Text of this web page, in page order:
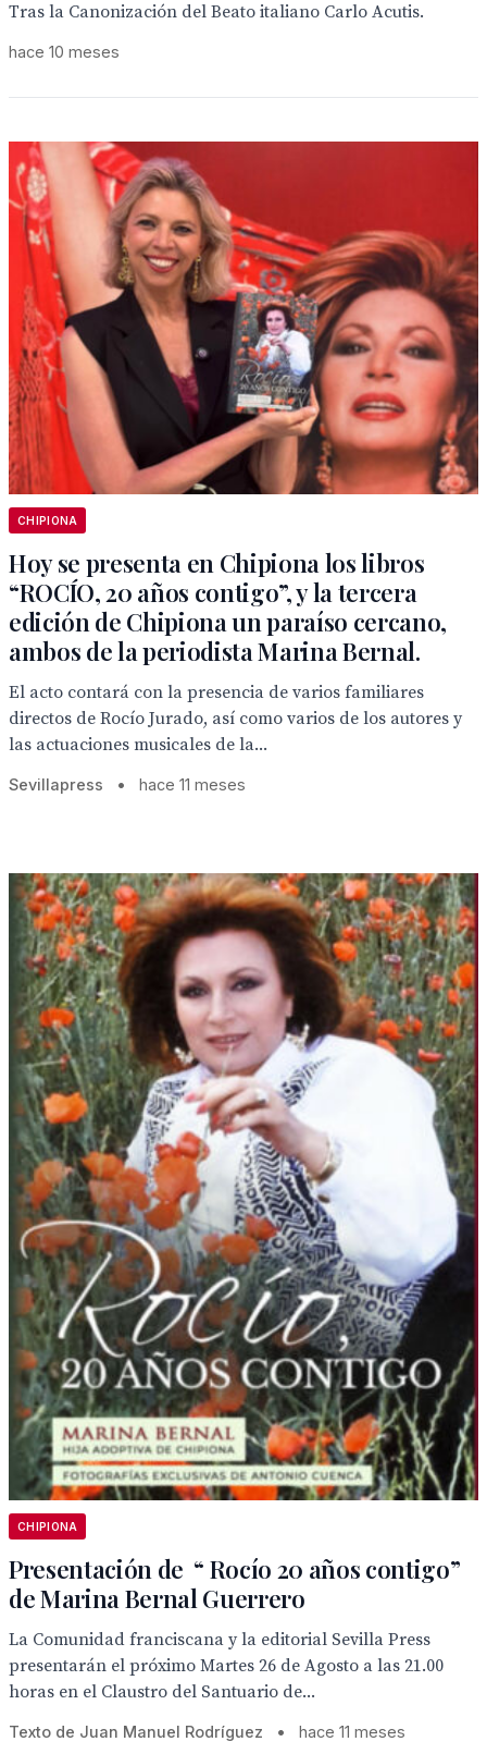
Tras la Canonización del Beato italiano Carlo Acutis.
hace 10 meses
CHIPIONA
Hoy se presenta en Chipiona los libros
“ROCÍO, 20 años contigo”, y la tercera
edición de Chipiona un paraíso cercano,
ambos de la periodista Marina Bernal.
El acto contará con la presencia de varios familiares
directos de Rocío Jurado, así como varios de los autores y
las actuaciones musicales de la...
Sevillapress • hace 11 meses
CHIPIONA
Presentación de “ Rocío 20 años contigo”
de Marina Bernal Guerrero
La Comunidad franciscana y la editorial Sevilla Press
presentarán el próximo Martes 26 de Agosto a las 21.00
horas en el Claustro del Santuario de...
Texto de Juan Manuel Rodríguez • hace 11 meses